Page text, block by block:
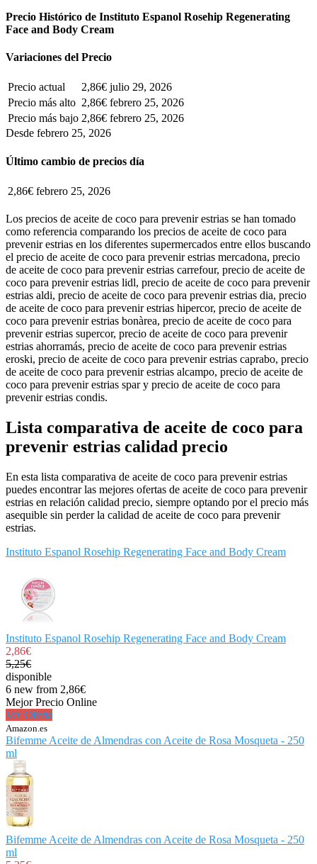
Precio Histórico de Instituto Espanol Rosehip Regenerating
Face and Body Cream
Variaciones del Precio
Precio actual 2,86€ julio 29, 2026
Precio más alto 2,86€ febrero 25, 2026
Precio más bajo 2,86€ febrero 25, 2026
Desde febrero 25, 2026
Último cambio de precios día
2,86€ febrero 25, 2026
Los precios de aceite de coco para prevenir estrias se han tomado
como referencia comparando los precios de aceite de coco para
prevenir estrias en los diferentes supermercados entre ellos buscando
el precio de aceite de coco para prevenir estrias mercadona, precio
de aceite de coco para prevenir estrias carrefour, precio de aceite de
coco para prevenir estrias lidl, precio de aceite de coco para prevenir
estrias aldi, precio de aceite de coco para prevenir estrias dia, precio
de aceite de coco para prevenir estrias hipercor, precio de aceite de
coco para prevenir estrias bonàrea, precio de aceite de coco para
prevenir estrias supercor, precio de aceite de coco para prevenir
estrias ahorramás, precio de aceite de coco para prevenir estrias
eroski, precio de aceite de coco para prevenir estrias caprabo, precio
de aceite de coco para prevenir estrias alcampo, precio de aceite de
coco para prevenir estrias spar y precio de aceite de coco para
prevenir estrias condis.
Lista comparativa de aceite de coco para
prevenir estrias calidad precio
En esta lista comparativa de aceite de coco para prevenir estrias
puedes encontrar las mejores ofertas de aceite de coco para prevenir
estrias en relación calidad precio, siempre optando por el precio más
asequible sin perder la calidad de aceite de coco para prevenir
estrias.
Instituto Espanol Rosehip Regenerating Face and Body Cream
Instituto Espanol Rosehip Regenerating Face and Body Cream
2,86€
5,25€
disponible
6 new from 2,86€
Mejor Precio Online
Ver Oferta
Amazon.es
Bifemme Aceite de Almendras con Aceite de Rosa Mosqueta - 250
ml
Bifemme Aceite de Almendras con Aceite de Rosa Mosqueta - 250
ml